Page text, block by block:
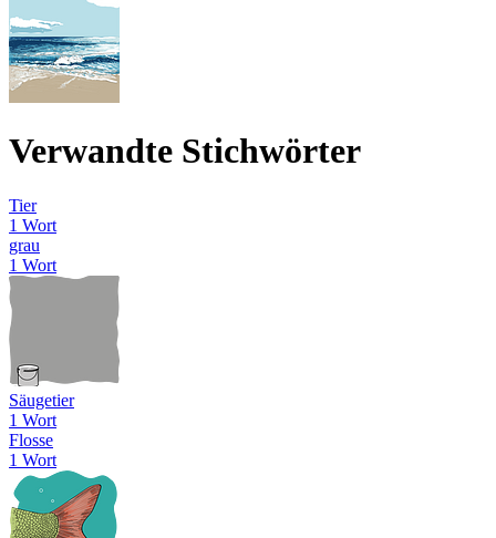
Verwandte Stichwörter
Tier
1 Wort
grau
1 Wort
Säugetier
1 Wort
Flosse
1 Wort